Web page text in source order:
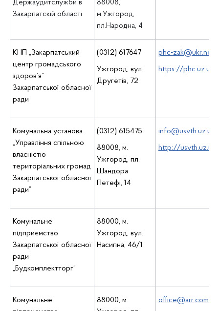
Держаудитслужби в
Закарпатскій області
88008,
м.Ужгород,
пл.Народна, 4
КНП „Закарпатський
центр громадського
здоров’я”
Закарпатської обласної
ради
(0312) 617647
Ужгород, вул.
Другетів, 72
phc-zak@ukr.net
https://phc.uz.ua/
Комунальна установа
„Управління спільною
власністю
територіальних громад
Закарпатської обласної
ради”
(0312) 615475
88008, м.
Ужгород, пл.
Шандора
Петефі, 14
info@usvth.uz.ua
http://
Комунальне
підприємство
Закарпатської обласної
ради
„Будкомплектторг”
88000, м.
Ужгород, вул.
Насипна, 46/1
Комунальне
88000, м.
office@arr.com.ua